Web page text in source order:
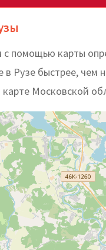
помощью карты
в Рузе быстрее, чем
карте Московской